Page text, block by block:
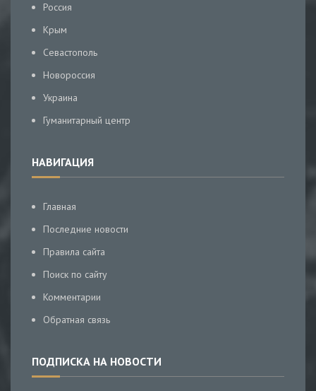
Россия
Крым
Севастополь
Новороссия
Украина
Гуманитарный центр
НАВИГАЦИЯ
Главная
Последние новости
Правила сайта
Поиск по сайту
Комментарии
Обратная связь
ПОДПИСКА НА НОВОСТИ